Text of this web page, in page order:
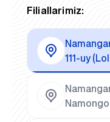
Filiallarimiz:
111-uy